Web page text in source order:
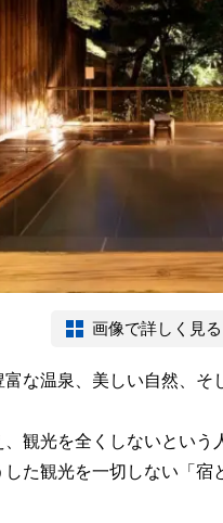
画像で詳しく見る
な温泉、美しい自然、そ
、観光を全くしないとい
た観光を一切しない「